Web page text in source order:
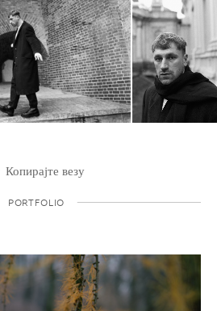
Копирајте везу
PORTFOLIO